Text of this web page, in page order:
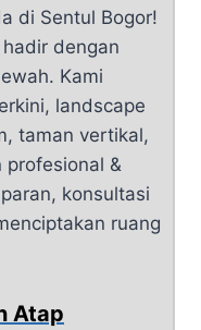
di Sentul Bogor!
dengan
Kami
landscape
taman vertikal,
profesional &
konsultasi
ruang
Atap